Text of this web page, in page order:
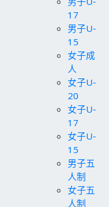
17
男子U-
15
女子成
人
女子U-
20
女子U-
17
女子U-
15
男子五
人制
女子五
人制